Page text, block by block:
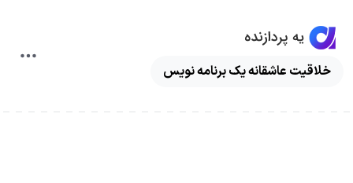
خلاقیت عاشقانه یک برنامه نویس